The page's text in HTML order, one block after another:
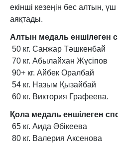
екінші кезеңін бес алтын,
аяқтады.
Алтын медаль еншілеген
50 кг. Санжар Тәшкенбай
70 кг. Абылайхан Жүсіпов
90+ кг. Айбек Оралбай
54 кг. Назым Қызайбай
60 кг. Виктория Графеева.
Қола медаль еншілеген
65 кг. Аида Әбікеева
80 кг. Валерия Аксенова